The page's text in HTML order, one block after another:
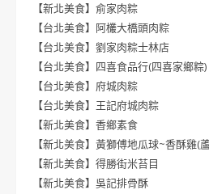
【新北美食】俞家肉粽
【台北美食】阿欉大橋頭肉粽
【台北美食】劉家肉粽士林店
【台北美食】四喜食品行(四喜家鄉粽)
【台北美食】府城肉粽
【台北美食】王記府城肉粽
【新北美食】香鄉素食
【新北美食】黃獅傅地瓜球~香酥雞(
【新北美食】得勝街米苔目
【新北美食】吳記排骨酥